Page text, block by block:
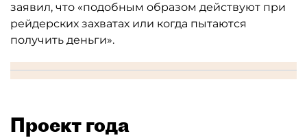
заявил, что «подобным образом действуют при
рейдерских захватах или когда пытаются
получить деньги».
Проект года